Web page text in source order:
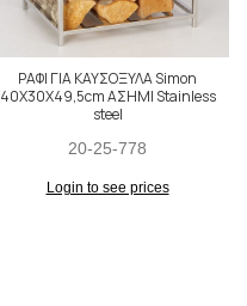
ΡΑΦΙ ΓΙΑ ΚΑΥΣΟΞΥΛΑ Simon
40Χ30Χ49,5cm ΑΣΗΜΙ Stainless
steel
20-25-778
Login to see prices